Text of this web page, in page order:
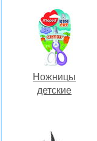
Ножницы
детские